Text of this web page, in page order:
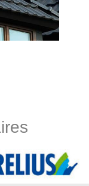
avec les travaux
zinguerie, en
de toit et les